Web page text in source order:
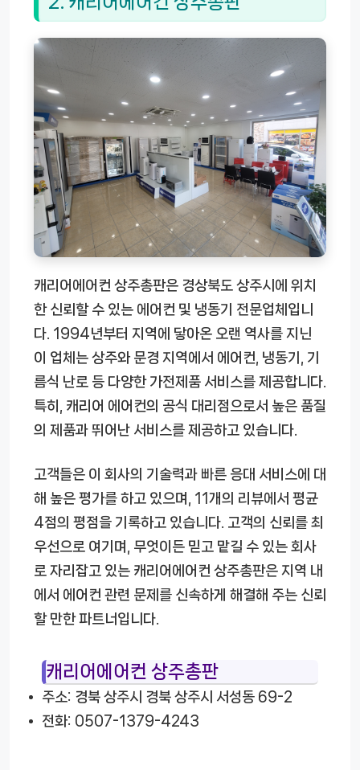
캐리어에어컨 상주총판은 경상북도 상주시에 위치
한 신뢰할 수 있는 에어컨 및 냉동기 전문업체입니
다. 1994년부터 지역에 닿아온 오랜 역사를 지닌
이 업체는 상주와 문경 지역에서 에어컨, 냉동기, 기
름식 난로 등 다양한 가전제품 서비스를 제공합니다.
특히, 캐리어 에어컨의 공식 대리점으로서 높은 품질
의 제품과 뛰어난 서비스를 제공하고 있습니다.
고객들은 이 회사의 기술력과 빠른 응대 서비스에 대
해 높은 평가를 하고 있으며, 11개의 리뷰에서 평균
4점의 평점을 기록하고 있습니다. 고객의 신뢰를 최
우선으로 여기며, 무엇이든 믿고 맡길 수 있는 회사
로 자리잡고 있는 캐리어에어컨 상주총판은 지역 내
에서 에어컨 관련 문제를 신속하게 해결해 주는 신뢰
할 만한 파트너입니다.
캐리어에어컨 상주총판
주소: 경북 상주시 경북 상주시 서성동 69-2
전화: 0507-1379-4243